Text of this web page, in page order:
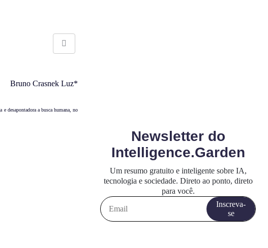
Share
Bruno Crasnek Luz*
desapontadora a busca humana, no